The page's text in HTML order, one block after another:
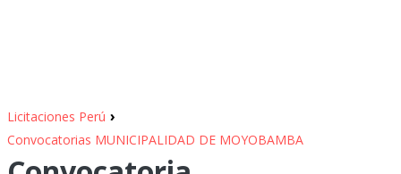
Licitaciones Perú ›
Convocatorias MUNICIPALIDAD DE MOYOBAMBA